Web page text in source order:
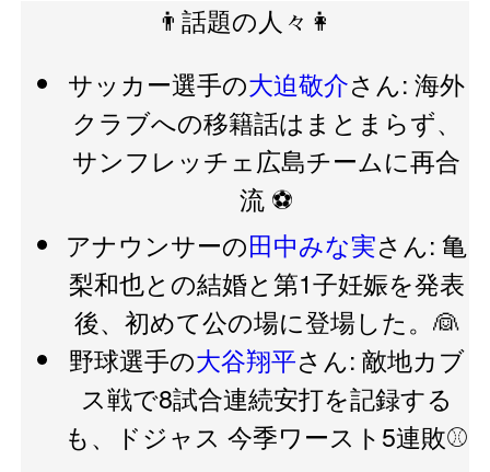
👨話題の人々👩
サッカー選手の大迫敬介さん: 海外
クラブへの移籍話はまとまらず、
サンフレッチェ広島チームに再合
流 ⚽️
アナウンサーの田中みな実さん: 亀
梨和也との結婚と第1子妊娠を発表
後、初めて公の場に登場した。👰
野球選手の大谷翔平さん: 敵地カブ
ス戦で8試合連続安打を記録する
も、ドジャス 今季ワースト5連敗⚾️